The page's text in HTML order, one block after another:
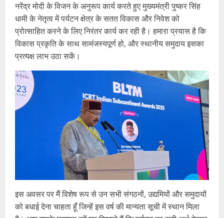
नरेंद्र मोदी के विजन के अनुरूप कार्य करते हुए मुख्यमंत्री पुष्कर सिंह
धामी के नेतृत्व में पर्यटन क्षेत्र के सतत विकास और निवेश को
प्रोत्साहित करने के लिए निरंतर कार्य कर रही है। हमारा प्रयास है कि
विकास प्रकृति के साथ सामंजस्यपूर्ण हो, और स्थानीय समुदाय इसका
प्रत्यक्ष लाभ उठा सकें।
इस अवसर पर मैं विशेष रूप से उन सभी संगठनों, उद्यमियों और समुदायों
को बधाई देना चाहता हूँ जिन्हें इस वर्ष की मान्यता सूची में स्थान मिला